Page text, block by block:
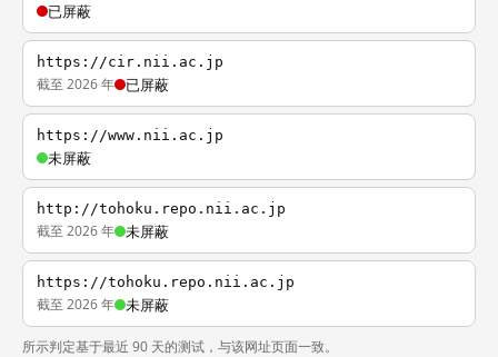
已屏蔽
https://cir.nii.ac.jp
截至 2026 年 已屏蔽
https://www.nii.ac.jp
未屏蔽
http://tohoku.repo.nii.ac.jp
截至 2026 年 未屏蔽
https://tohoku.repo.nii.ac.jp
截至 2026 年 未屏蔽
所示判定基于最近 90 天的测试，与该网址页面一致。